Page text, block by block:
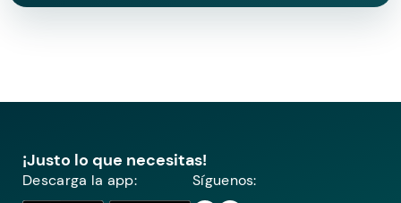
¡Justo lo que necesitas!
Descarga la app: Síguenos: